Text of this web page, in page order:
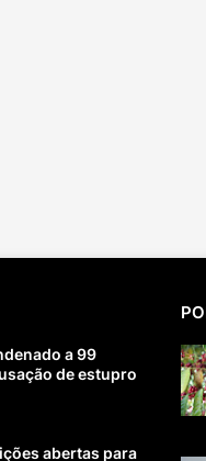
a 99
de estupro
abertas para